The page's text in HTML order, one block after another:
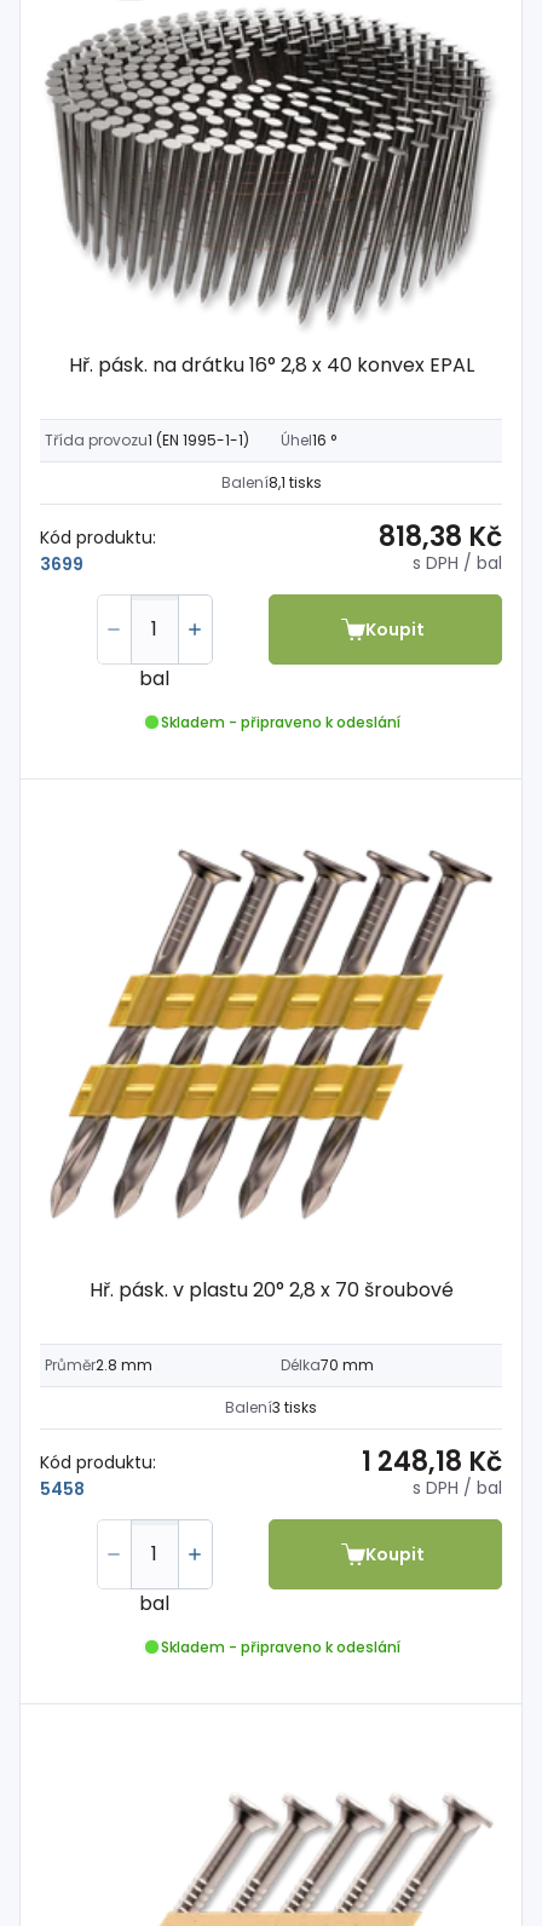
Hř. pásk. na drátku 16° 2,8 x 40 konvex EPAL
Třída provozu1 (EN 1995-1-1) Úhel16 °
Balení8,1 tisks
Kód produktu:
3699
818,38 Kč
s DPH / bal
bal
Koupit
Skladem - připraveno k odeslání
Hř. pásk. v plastu 20° 2,8 x 70 šroubové
Průměr2.8 mm Délka70 mm
Balení3 tisks
Kód produktu:
5458
1 248,18 Kč
s DPH / bal
bal
Koupit
Skladem - připraveno k odeslání